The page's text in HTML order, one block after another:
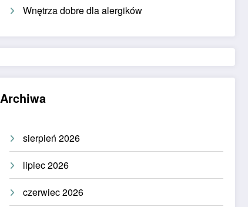
Wnętrza dobre dla alergików
Archiwa
sierpień 2026
lipiec 2026
czerwiec 2026